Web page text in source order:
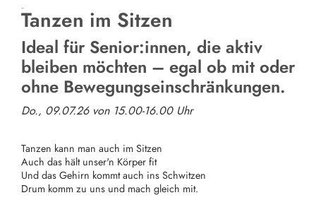
Tanzen im Sitzen
Ideal für Senior:innen, die aktiv
bleiben möchten – egal ob mit oder
ohne Bewegungseinschränkungen.
Do., 09.07.26 von 15.00-16.00 Uhr
Tanzen kann man auch im Sitzen
Auch das hält unser'n Körper fit
Und das Gehirn kommt auch ins Schwitzen
Drum komm zu uns und mach gleich mit.